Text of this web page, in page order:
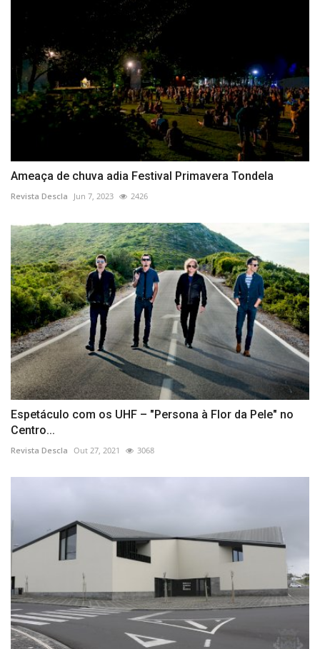
Ameaça de chuva adia Festival Primavera Tondela
Revista Descla Jun 7, 2023 2426
Espetáculo com os UHF – "Persona à Flor da Pele" no
Centro...
Revista Descla Out 27, 2021 3068